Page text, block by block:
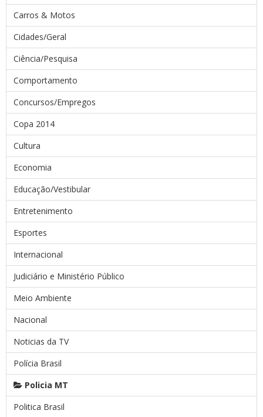
Carros & Motos
Cidades/Geral
Ciência/Pesquisa
Comportamento
Concursos/Empregos
Copa 2014
Cultura
Economia
Educação/Vestibular
Entretenimento
Esportes
Internacional
Judiciário e Ministério Público
Meio Ambiente
Nacional
Noticias da TV
Polícia Brasil
Policia MT
Politica Brasil